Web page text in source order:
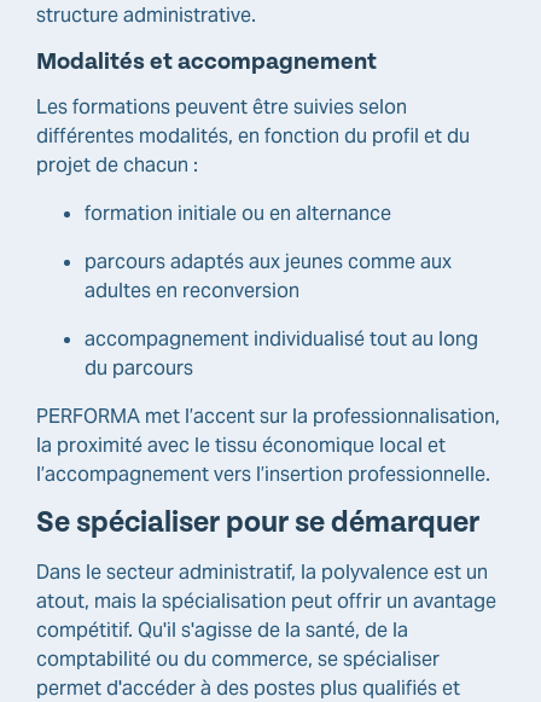
structure administrative.
Modalités et accompagnement
Les formations peuvent être suivies selon
différentes modalités, en fonction du profil et du
projet de chacun :
formation initiale ou en alternance
parcours adaptés aux jeunes comme aux
adultes en reconversion
accompagnement individualisé tout au long
du parcours
PERFORMA met l’accent sur la professionnalisation,
la proximité avec le tissu économique local et
l’accompagnement vers l’insertion professionnelle.
Se spécialiser pour se démarquer
Dans le secteur administratif, la polyvalence est un
atout, mais la spécialisation peut offrir un avantage
compétitif. Qu'il s'agisse de la santé, de la
comptabilité ou du commerce, se spécialiser
permet d'accéder à des postes plus qualifiés et